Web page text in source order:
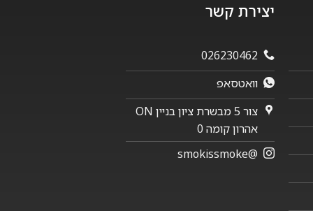
יצירת קשר
026230462
וואטסאפ
צור 5 מבשרת ציון בניין ON
אהרון קומה 0
@smokissmoke